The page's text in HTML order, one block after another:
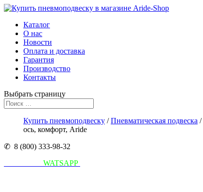
Каталог
О нас
Новости
Оплата и доставка
Гарантия
Производство
Контакты
Выбрать страницу
Купить пневмоподвеску /Пневматическая подвеска /
ось, комфорт, Aride
✆ 8 (800) 333-98-32
WATSAPP